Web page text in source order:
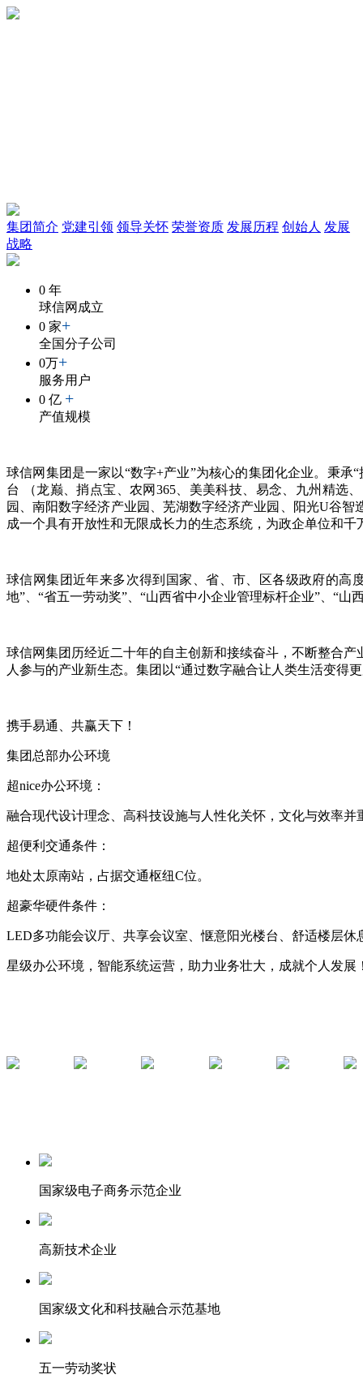
集团简介 党建引领 领导关怀 荣誉资质 发展历程 创始人 发展
战略
0 年
球信网成立
0 家+
全国分子公司
0万+
服务用户
0 亿 +
产值规模
球信网集团是一家以“数字+产业”为核心的集团化企业。秉
台 （龙巅、捎点宝、农网365、美美科技、易念、九州精选
园、南阳数字经济产业园、芜湖数字经济产业园、阳光U谷
成一个具有开放性和无限成长力的生态系统，为政企单位和
球信网集团近年来多次得到国家、省、市、区各级政府的高
地”、“省五一劳动奖”、“山西省中小企业管理标杆企业”、“
球信网集团历经近二十年的自主创新和接续奋斗，不断整合
人参与的产业新生态。集团以“通过数字融合让人类生活变得
携手易通、共赢天下！
集团总部办公环境
超nice办公环境：
融合现代设计理念、高科技设施与人性化关怀，文化与效率并
超便利交通条件：
地处太原南站，占据交通枢纽C位。
超豪华硬件条件：
LED多功能会议厅、共享会议室、惬意阳光楼台、舒适楼层休
星级办公环境，智能系统运营，助力业务壮大，成就个人发展
国家级电子商务示范企业
高新技术企业
国家级文化和科技融合示范基地
五一劳动奖状